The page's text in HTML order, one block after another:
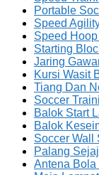
Portable
Speed
Speed
Starting
Jaring
Kursi Wasit
Tiang Dan
Soccer
Balok Start
Balok
Soccer Wall
Palang
Antena Bola